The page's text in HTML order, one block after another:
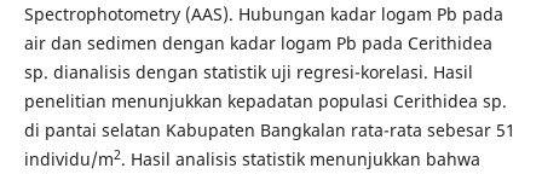
Spectrophotometry (AAS). Hubungan kadar logam Pb pada
air dan sedimen dengan kadar logam Pb pada Cerithidea
sp. dianalisis dengan statistik uji regresi-korelasi. Hasil
penelitian menunjukkan kepadatan populasi Cerithidea sp.
di pantai selatan Kabupaten Bangkalan rata-rata sebesar 51
individu/m2. Hasil analisis statistik menunjukkan bahwa